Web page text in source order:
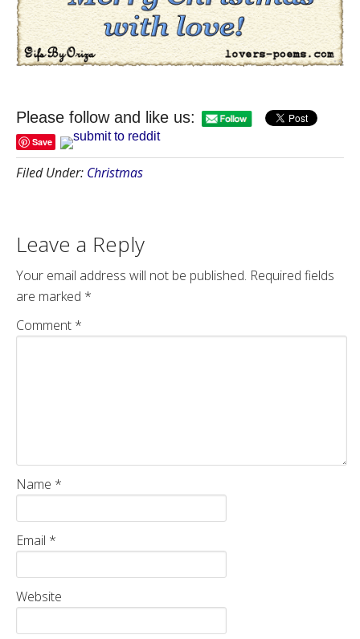
Please follow and like us:
Save
Filed Under: Christmas
Leave a Reply
Your email address will not be published. Required fields
are marked *
Comment *
Name *
Email *
Website